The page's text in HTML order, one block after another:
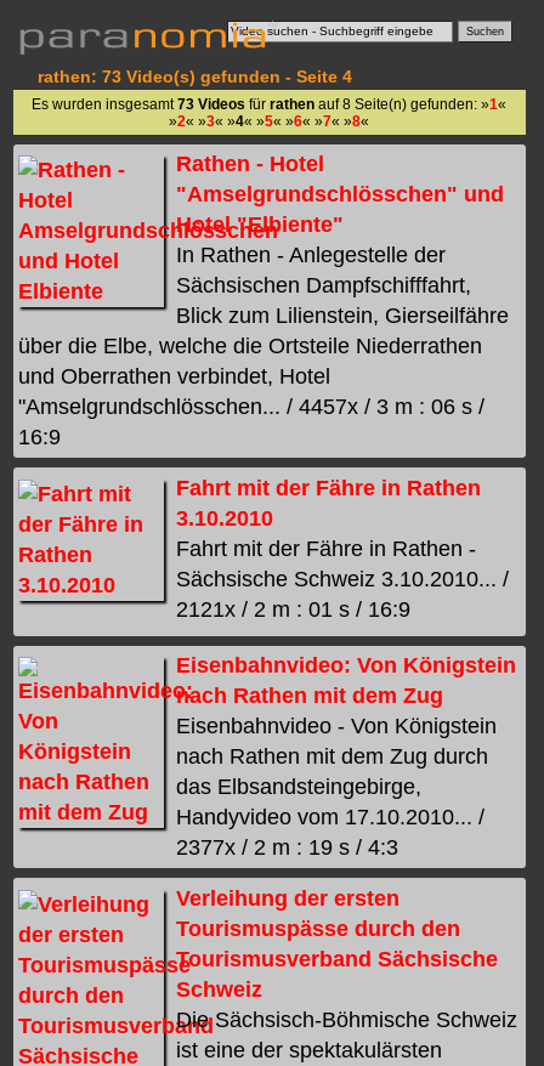
rathen: 73 Video(s) gefunden - Seite 4
Es wurden insgesamt73 Videos fürrathen auf 8 Seite(n) gefunden: »1«
»2« »3« »4« »5« »6« »7« »8«
Rathen - Hotel
"Amselgrundschlösschen" und
Hotel "Elbiente"
In Rathen - Anlegestelle der
Sächsischen Dampfschifffahrt,
Blick zum Lilienstein, Gierseilfähre
über die Elbe, welche die Ortsteile Niederrathen
und Oberrathen verbindet, Hotel
"Amselgrundschlösschen... / 4457x / 3 m : 06 s /
16:9
Fahrt mit der Fähre in Rathen
3.10.2010
Fahrt mit der Fähre in Rathen -
Sächsische Schweiz 3.10.2010... /
2121x / 2 m : 01 s / 16:9
Eisenbahnvideo: Von Königstein
nach Rathen mit dem Zug
Eisenbahnvideo - Von Königstein
nach Rathen mit dem Zug durch
das Elbsandsteingebirge,
Handyvideo vom 17.10.2010... /
2377x / 2 m : 19 s / 4:3
Verleihung der ersten
Tourismuspässe durch den
Tourismusverband Sächsische
Schweiz
Die Sächsisch-Böhmische Schweiz
ist eine der spektakulärsten